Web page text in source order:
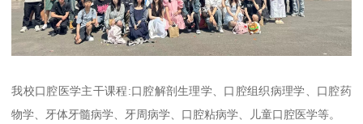
我校口腔医学主干课程:口腔解剖生理学、口腔组织病理学、口腔药
物学、牙体牙髓病学、牙周病学、口腔粘病学、儿童口腔医学等。